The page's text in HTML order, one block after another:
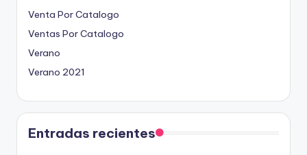
Venta Por Catalogo
Ventas Por Catalogo
Verano
Verano 2021
Entradas recientes